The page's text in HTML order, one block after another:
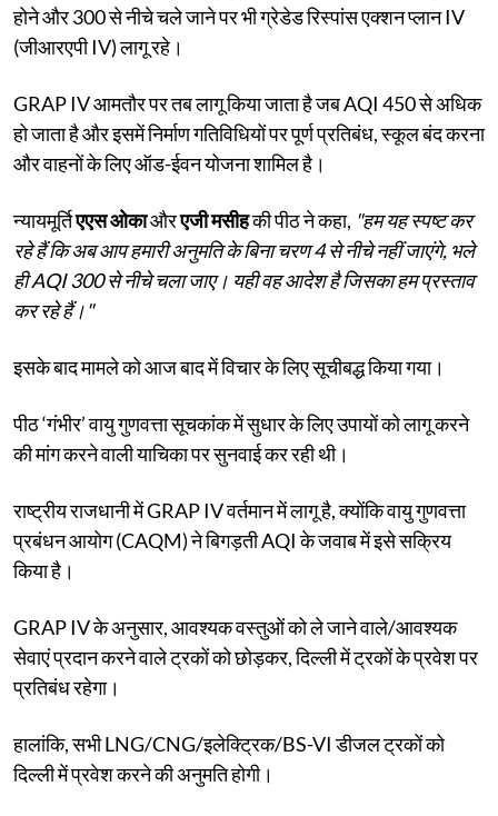
होने और 300 से नीचे चले जाने पर भी ग्रेडेड रिस्पांस एक्शन प्लान IV
(जीआरएपी IV) लागू रहे।
GRAP IV आमतौर पर तब लागू किया जाता है जब AQI 450 से अधिक
हो जाता है और इसमें निर्माण गतिविधियों पर पूर्ण प्रतिबंध, स्कूल बंद करना
और वाहनों के लिए ऑड-ईवन योजना शामिल है।
न्यायमूर्तिएएस ओकाऔरएजी मसीहकी पीठ ने कहा, "हम यह स्पष्ट कर
रहे हैं कि अब आप हमारी अनुमति के बिना चरण 4 से नीचे नहीं जाएंगे, भले
ही AQI 300 से नीचे चला जाए। यही वह आदेश है जिसका हम प्रस्ताव
कर रहे हैं।"
इसके बाद मामले को आज बाद में विचार के लिए सूचीबद्ध किया गया।
पीठ ‘गंभीर’ वायु गुणवत्ता सूचकांक में सुधार के लिए उपायों को लागू करने
की मांग करने वाली याचिका पर सुनवाई कर रही थी।
राष्ट्रीय राजधानी में GRAP IV वर्तमान में लागू है, क्योंकि वायु गुणवत्ता
प्रबंधन आयोग (CAQM) ने बिगड़ती AQI के जवाब में इसे सक्रिय
किया है।
GRAP IV के अनुसार, आवश्यक वस्तुओं को ले जाने वाले/आवश्यक
सेवाएं प्रदान करने वाले ट्रकों को छोड़कर, दिल्ली में ट्रकों के प्रवेश पर
प्रतिबंध रहेगा।
हालांकि, सभी LNG/CNG/इलेक्ट्रिक/BS-VI डीजल ट्रकों को
दिल्ली में प्रवेश करने की अनुमति होगी।